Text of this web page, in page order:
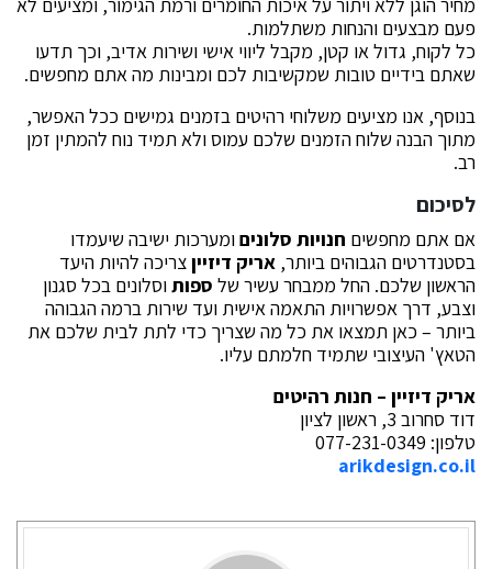
פעם מבצעים והנחות משתלמות.
כל לקוח, גדול או קטן, מקבל ליווי אישי ושירות אדיב, וכך תדעו
שאתם בידיים טובות שמקשיבות לכם ומבינות מה אתם מחפשים.
בנוסף, אנו מציעים משלוחי רהיטים בזמנים גמישים ככל האפשר,
מתוך הבנה שלוח הזמנים שלכם עמוס ולא תמיד נוח להמתין זמן
רב.
לסיכום
אם אתם מחפשים חנויות סלוניםומערכות ישיבה שיעמדו
בסטנדרטים הגבוהים ביותר, אריק דיזייןצריכה להיות היעד
הראשון שלכם. החל ממבחר עשיר של ספותוסלונים בכל סגנון
וצבע, דרך אפשרויות התאמה אישית ועד שירות ברמה הגבוהה
ביותר – כאן תמצאו את כל מה שצריך כדי לתת לבית שלכם את
הטאץ' העיצובי שתמיד חלמתם עליו.
אריק דיזיין – חנות רהיטים
דוד סחרוב 3, ראשון לציון
טלפון: 077-231-0349
arikdesign.co.il